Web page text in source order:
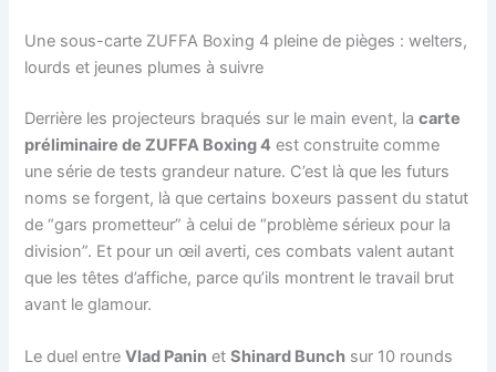
Une sous-carte ZUFFA Boxing 4 pleine de pièges : welters,
lourds et jeunes plumes à suivre
Derrière les projecteurs braqués sur le main event, lacarte
préliminaire de ZUFFA Boxing 4 est construite comme
une série de tests grandeur nature. C’est là que les futurs
noms se forgent, là que certains boxeurs passent du statut
de “gars prometteur” à celui de “problème sérieux pour la
division”. Et pour un œil averti, ces combats valent autant
que les têtes d’affiche, parce qu’ils montrent le travail brut
avant le glamour.
Le duel entreVlad Panin etShinard Bunch sur 10 rounds